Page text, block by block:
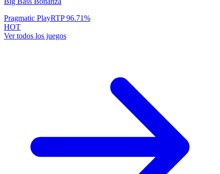
Pragmatic PlayRTP96.71%
HOT
Ver todos los juegos